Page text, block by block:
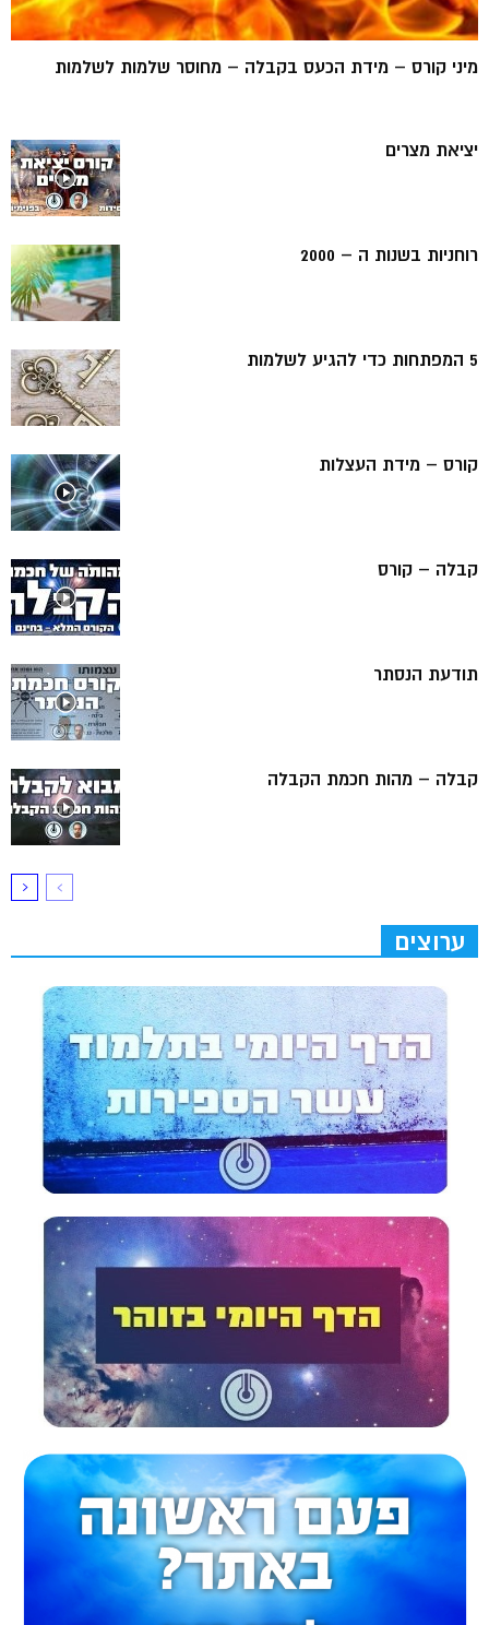
מיני קורס – מידת הכעס בקבלה – מחוסר שלמות לשלמות
יציאת מצרים
רוחניות בשנות ה – 2000
5 המפתחות כדי להגיע לשלמות
קורס – מידת העצלות
קבלה – קורס
תודעת הנסתר
קבלה – מהות חכמת הקבלה
ערוצים